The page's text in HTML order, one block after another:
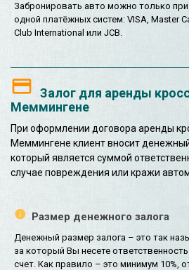
Забронировать авто можно только
одной платёжных систем: VISA, Master
Club International или JCB.
Залог для аренды
Меммингене
При оформлении договора аренды
Меммингене клиент вносит
который является суммой
случае повреждения или кражи
Размер денежного залога
Денежный размер залога – это так
за который Вы несете
счет. Как правило – это минимум 10%,